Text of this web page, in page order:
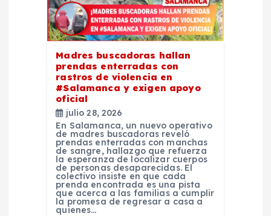
Madres buscadoras hallan
prendas enterradas con
rastros de violencia en
#Salamanca y exigen apoyo
oficial
julio 28, 2026
En Salamanca, un nuevo operativo
de madres buscadoras reveló
prendas enterradas con manchas
de sangre, hallazgo que refuerza
la esperanza de localizar cuerpos
de personas desaparecidas. El
colectivo insiste en que cada
prenda encontrada es una pista
que acerca a las familias a cumplir
la promesa de regresar a casa a
quienes…